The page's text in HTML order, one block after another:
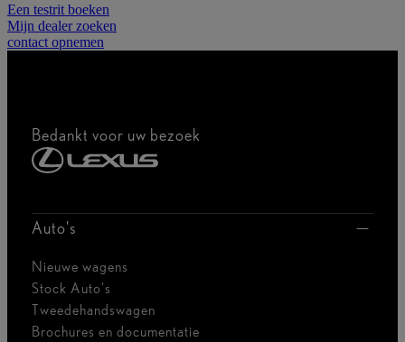
Een testrit boeken
Mijn dealer zoeken
contact opnemen
Bedankt voor uw bezoek
Auto's
Nieuwe wagens
Stock Auto's
Tweedehandswagen
Brochures en documentatie